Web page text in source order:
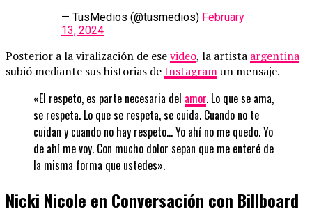
— TusMedios (@tusmedios) February
13, 2024
Posterior a la viralización de esevideo, la artista argentina
subió mediante sus historias deInstagramun mensaje.
«El respeto, es parte necesaria del amor. Lo que se ama,
se respeta. Lo que se respeta, se cuida. Cuando no te
cuidan y cuando no hay respeto… Yo ahí no me quedo. Yo
de ahí me voy. Con mucho dolor sepan que me enteré de
la misma forma que ustedes».
Nicki Nicole en Conversación con Billboard